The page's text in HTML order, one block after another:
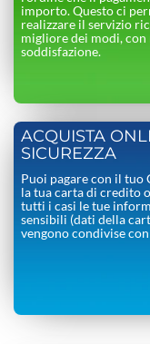
importo. Questo ci
realizzare il servizio
migliore dei modi,
soddisfazione.
ACQUISTA
SICUREZZA
Puoi pagare con il tuo
la tua carta di credito
tutti i casi le tue
sensibili (dati della
vengono condivise